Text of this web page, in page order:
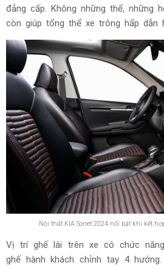
đẳng cấp. Không những thế, những
còn giúp tổng thể xe trông hấp dẫn
Nội thất KIA Sonet 2024 nổi bật khi kết
Vị trí ghế lái trên xe có chức
ghế hành khách chỉnh tay 4